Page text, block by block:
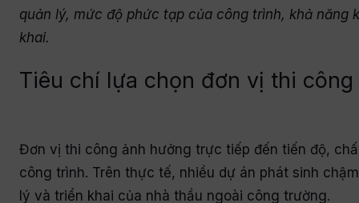
quản lý, mức độ phức tạp của công trình, khả
khai.
Tiêu chí lựa chọn đơn vị thi
Đơn vị thi công ảnh hưởng trực tiếp đến tiến độ,
công trình. Trên thực tế, nhiều dự án phát sinh
lý và triển khai của nhà thầu ngoài công trường.